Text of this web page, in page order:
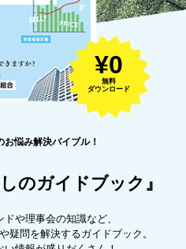
¥0
無料
ダウンロード
悩み解決バイブル！
のガイドブック』
や理事会の知識など、
疑問を解決するガイドブック。